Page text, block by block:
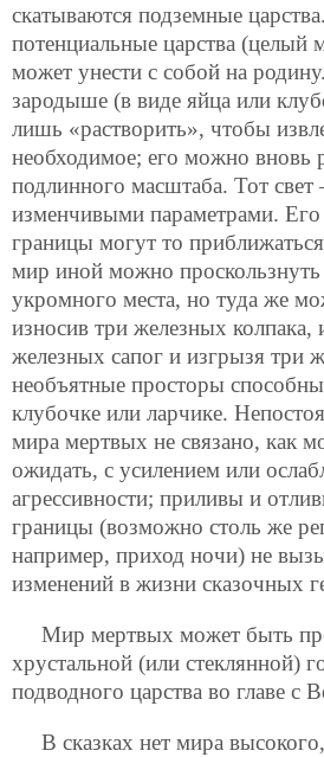
скатываются подземные
потенциальные царства (целый
может унести с собой на
зародыше (в виде яйца или
лишь «растворить», чтобы
необходимое; его можно вновь
подлинного масштаба. Тот
изменчивыми параметрами. Его
границы могут то
мир иной можно проскользнуть
укромного места, но туда же
износив три железных колпака,
железных сапог и изгрызя три
необъятные просторы
клубочке или ларчике.
мира мертвых не связано, как
ожидать, с усилением или
агрессивности; приливы и
границы (возможно столь же
например, приход ночи) не
изменений в жизни сказочных
Мир мертвых может быть
хрустальной (или стеклянной)
подводного царства во главе с
В сказках нет мира